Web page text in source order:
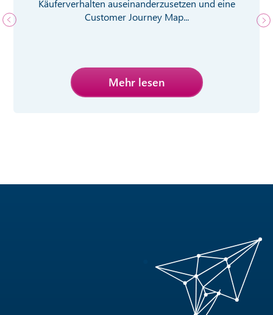
Käuferverhalten auseinanderzusetzen und eine
Customer Journey Map...
Mehr lesen